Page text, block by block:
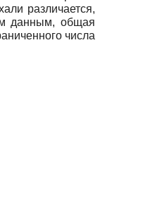
различается,
данным, общая
числа